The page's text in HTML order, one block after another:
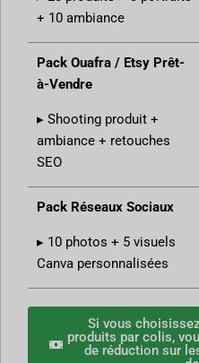
+ 10 ambiance
Pack Ouafra / Etsy Prêt-
à-Vendre
▸ Shooting produit +
ambiance + retouches
SEO
Pack Réseaux Sociaux
▸ 10 photos + 5 visuels
Canva personnalisées
Si vous
produits par colis,
de réduction sur